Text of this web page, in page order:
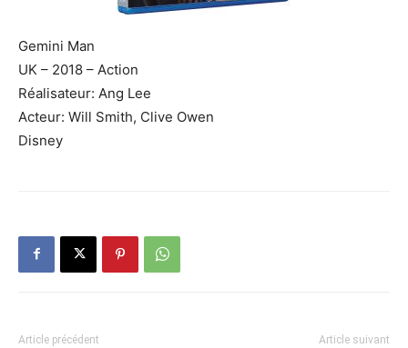
Gemini Man
UK – 2018 – Action
Réalisateur: Ang Lee
Acteur: Will Smith, Clive Owen
Disney
Article précédent Article suivant